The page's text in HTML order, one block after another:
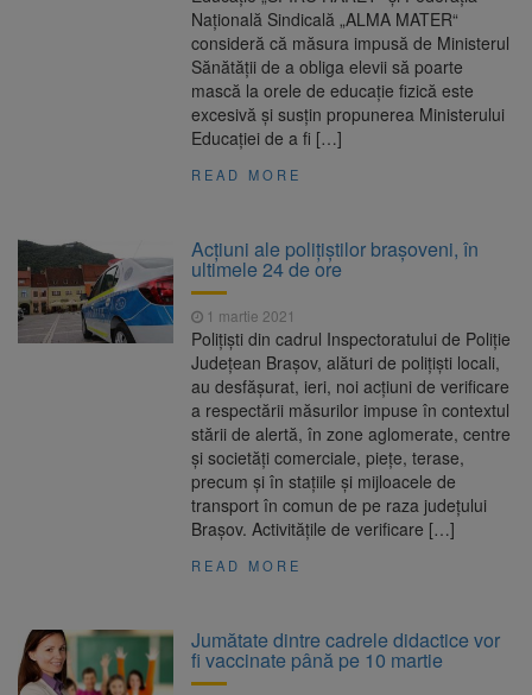
Națională Sindicală „ALMA MATER“
consideră că măsura impusă de Ministerul
Sănătății de a obliga elevii să poarte
mască la orele de educație fizică este
excesivă și susțin propunerea Ministerului
Educației de a fi […]
READ MORE
Acțiuni ale polițiștilor brașoveni, în
ultimele 24 de ore
1 martie 2021
Polițiști din cadrul Inspectoratului de Poliție
Județean Brașov, alături de polițiști locali,
au desfășurat, ieri, noi acțiuni de verificare
a respectării măsurilor impuse în contextul
stării de alertă, în zone aglomerate, centre
și societăți comerciale, piețe, terase,
precum și în stațiile și mijloacele de
transport în comun de pe raza județului
Brașov. Activitățile de verificare […]
READ MORE
Jumătate dintre cadrele didactice vor
fi vaccinate până pe 10 martie